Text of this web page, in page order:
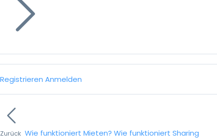
Registrieren Anmelden
Zurück Wie funktioniert Mieten? Wie funktioniert Sharing